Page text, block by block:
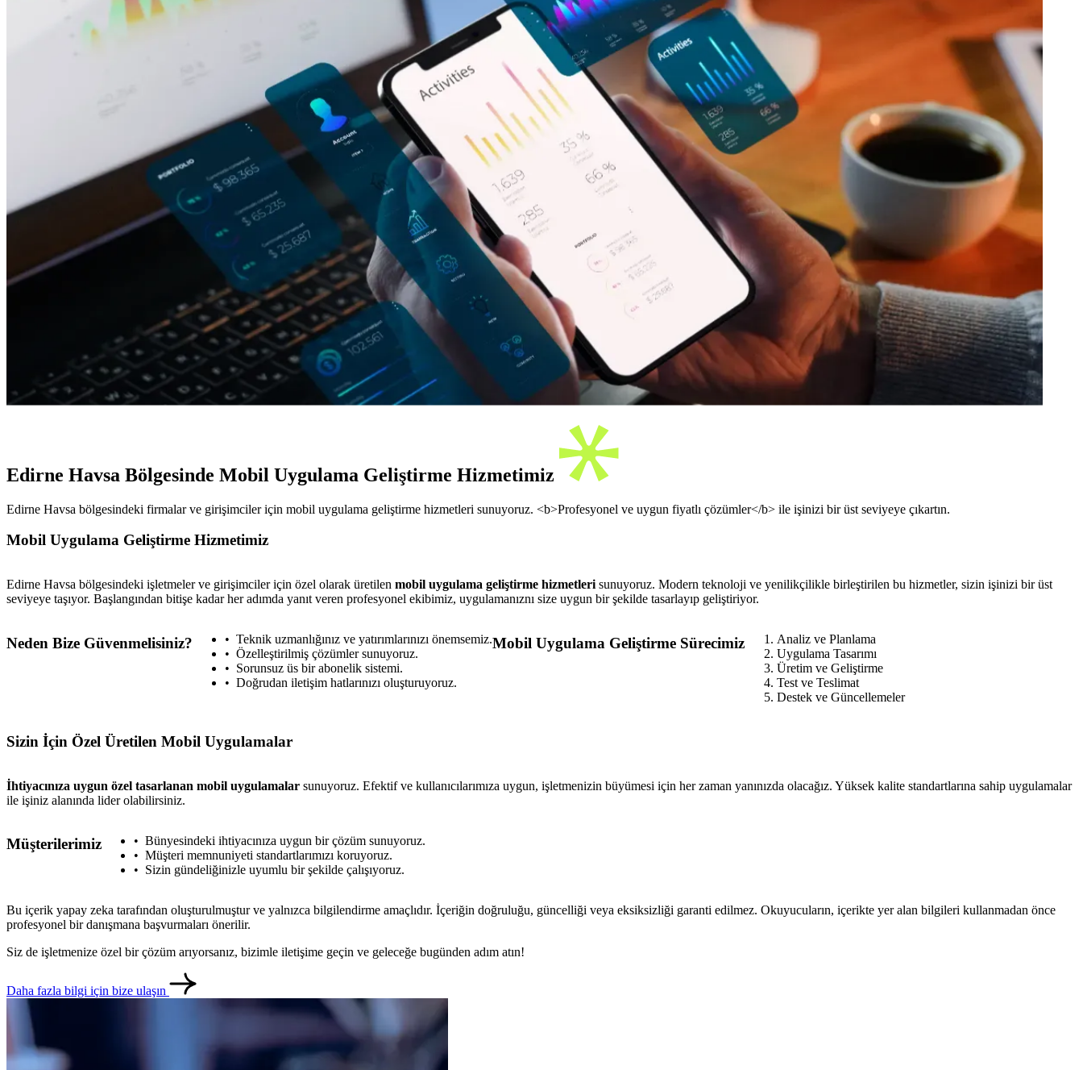
Edirne Havsa Bölgesinde Mobil Uygulama Geliştirme Hizmetimiz
Edirne Havsa bölgesindeki firmalar ve girişimciler için mobil uygulama geliştirme hizmetleri sunuyoruz. <b>Profesyonel ve uygun fiyatlı çözümler</b> ile işinizi bir üst seviyeye çıkartın.
Mobil Uygulama Geliştirme Hizmetimiz
Edirne Havsa bölgesindeki işletmeler ve girişimciler için özel olarak üretilen mobil uygulama geliştirme hizmetleri sunuyoruz. Modern teknoloji ve yenilikçilikle birleştirilen bu hizmetler, sizin işinizi bir üst
seviyeye taşıyor. Başlangından bitişe kadar her adımda yanıt veren profesyonel ekibimiz, uygulamanıznı size uygun bir şekilde tasarlayıp geliştiriyor.
Neden Bize Güvenmelisiniz?
Teknik uzmanlığınız ve yatırımlarınızı önemsemiz.
Özelleştirilmiş çözümler sunuyoruz.
Sorunsuz üs bir abonelik sistemi.
Doğrudan iletişim hatlarınızı oluşturuyoruz.
Mobil Uygulama Geliştirme Sürecimiz
Analiz ve Planlama
Uygulama Tasarımı
Üretim ve Geliştirme
Test ve Teslimat
Destek ve Güncellemeler
Sizin İçin Özel Üretilen Mobil Uygulamalar
İhtiyacınıza uygun özel tasarlanan mobil uygulamalar sunuyoruz. Efektif ve kullanıcılarımıza uygun, işletmenizin büyümesi için her zaman yanınızda olacağız. Yüksek kalite standartlarına sahip uygulamalar
ile işiniz alanında lider olabilirsiniz.
Müşterilerimiz
Bünyesindeki ihtiyacınıza uygun bir çözüm sunuyoruz.
Müşteri memnuniyeti standartlarımızı koruyoruz.
Sizin gündeliğinizle uyumlu bir şekilde çalışıyoruz.
Bu içerik yapay zeka tarafından oluşturulmuştur ve yalnızca bilgilendirme amaçlıdır. İçeriğin doğruluğu, güncelliği veya eksiksizliği garanti edilmez. Okuyucuların, içerikte yer alan bilgileri kullanmadan önce
profesyonel bir danışmana başvurmaları önerilir.
Siz de işletmenize özel bir çözüm arıyorsanız, bizimle iletişime geçin ve geleceğe bugünden adım atın!
Daha fazla bilgi için bize ulaşın